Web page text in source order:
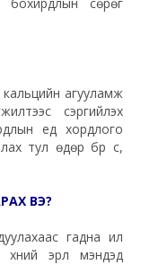
кальцийн агууламж
сэргийлэх
үед хордлого
тул өдөр бүр сүү,
ВЭ?
гадна ил
хүний эрүүл мэндэд